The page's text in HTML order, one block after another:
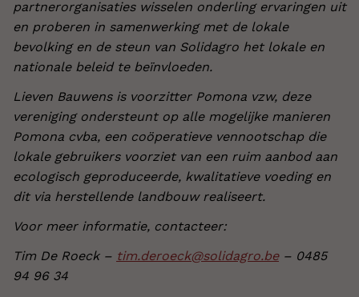
partnerorganisaties wisselen onderling ervaringen uit
en proberen in samenwerking met de lokale
bevolking en de steun van Solidagro het lokale en
nationale beleid te beïnvloeden.
Lieven Bauwens is voorzitter Pomona vzw, deze
vereniging ondersteunt op alle mogelijke manieren
Pomona cvba, een coöperatieve vennootschap die
lokale gebruikers voorziet van een ruim aanbod aan
ecologisch geproduceerde, kwalitatieve voeding en
dit via herstellende landbouw realiseert.
Voor meer informatie, contacteer:
Tim De Roeck – tim.deroeck@solidagro.be– 0485
94 96 34